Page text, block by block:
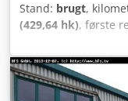
Stand: brugt,
(429,64 hk), første
aksler, næste syn
halvautomatisk
elektronisk